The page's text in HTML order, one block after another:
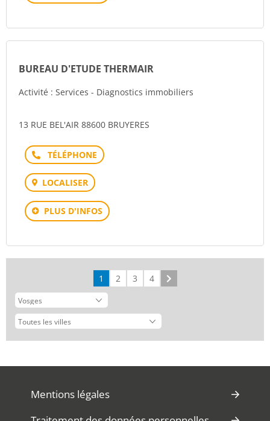
BUREAU D'ETUDE THERMAIR
Activité : Services - Diagnostics immobiliers
13 RUE BEL'AIR 88600 BRUYERES
Téléphone
LOCALISER
PLUS D'INFOS
1 2 3 4
Mentions légales